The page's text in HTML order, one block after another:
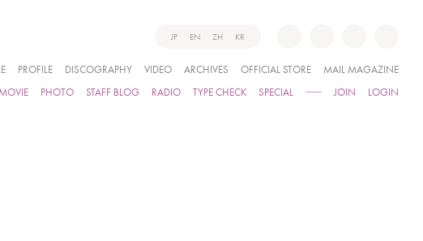
JP EN ZH KR
PROFILE DISCOGRAPHY VIDEO ARCHIVES OFFICIAL STORE
MAIL MAGAZINE
MOVIE PHOTO STAFF BLOG RADIO TYPE CHECK SPECIAL JOIN LOGIN